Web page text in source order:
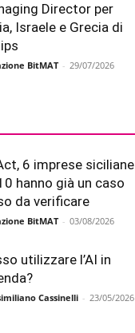
Director per
Israele e Grecia di
BitMAT - 29/07/2026
6 imprese siciliane
hanno già un caso
da verificare
BitMAT - 03/08/2026
utilizzare l’AI in
Cassinelli - 23/05/2026